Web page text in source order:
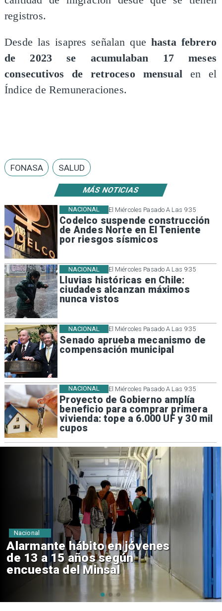
MÁS NOTICIAS
El Miércoles Pasado A Las 9:35
Codelco suspende construcción
de Andes Norte en El Teniente
por riesgos sísmicos
NACIONAL
El Miércoles Pasado A Las 9:35
Lluvias históricas en Chile:
ciudades alcanzan máximos
nunca vistos
NACIONAL
El Miércoles Pasado A Las 9:35
Senado aprueba mecanismo de
compensación municipal
NACIONAL
El Miércoles Pasado A Las 9:35
Proyecto de Gobierno amplía
beneficio para comprar primera
vivienda: tope a 6.000 UF y 30 mil
cupos
NACIONAL
registros.
Desde las isapres señalan que hasta febrero
de 2023 se acumulaban 17 meses
consecutivos de retroceso
mensualen el
Índice de Remuneraciones.
FONASA SALUD
Aprueban creación del Parque
Sebastián Piñera con inversión
de $4 mil millones
Regiones